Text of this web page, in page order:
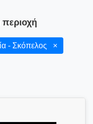
- Σκόπελος ×